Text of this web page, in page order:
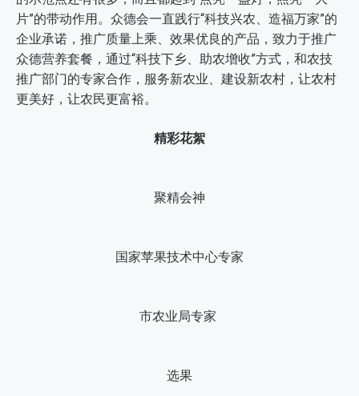
片”的带动作用。众德会一直践行“科技兴农、造福万家”的
企业承诺，推广质量上乘、效果优良的产品，致力于推广
众德营养套餐，通过“科技下乡、助农增收”方式，和农技
推广部门的专家合作，服务新农业、建设新农村，让农村
更美好，让农民更富裕。
精彩花絮
聚精会神
国家苹果技术中心专家
市农业局专家
选果